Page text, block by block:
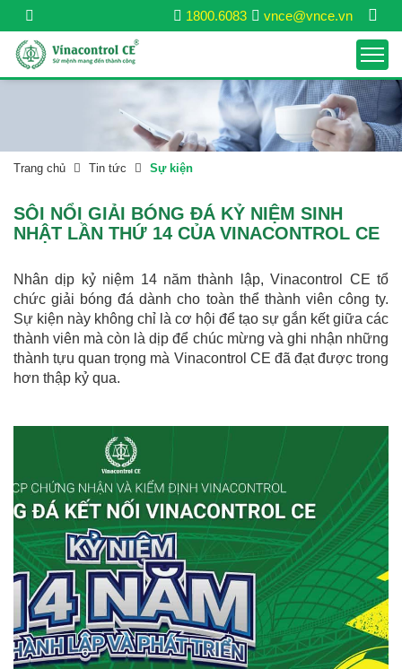
vnce@vnce.vn
1800.6083
Trang chủ Tin tức Sự kiện
SÔI NỔI GIẢI BÓNG ĐÁ KỶ NIỆM SINH
NHẬT LẦN THỨ 14 CỦA VINACONTROL CE
Nhân dịp kỷ niệm 14 năm thành lập, Vinacontrol CE tổ
chức giải bóng đá dành cho toàn thể thành viên công ty.
Sự kiện này không chỉ là cơ hội để tạo sự gắn kết giữa các
thành viên mà còn là dịp để chúc mừng và ghi nhận những
thành tựu quan trọng mà Vinacontrol CE đã đạt được trong
hơn thập kỷ qua.